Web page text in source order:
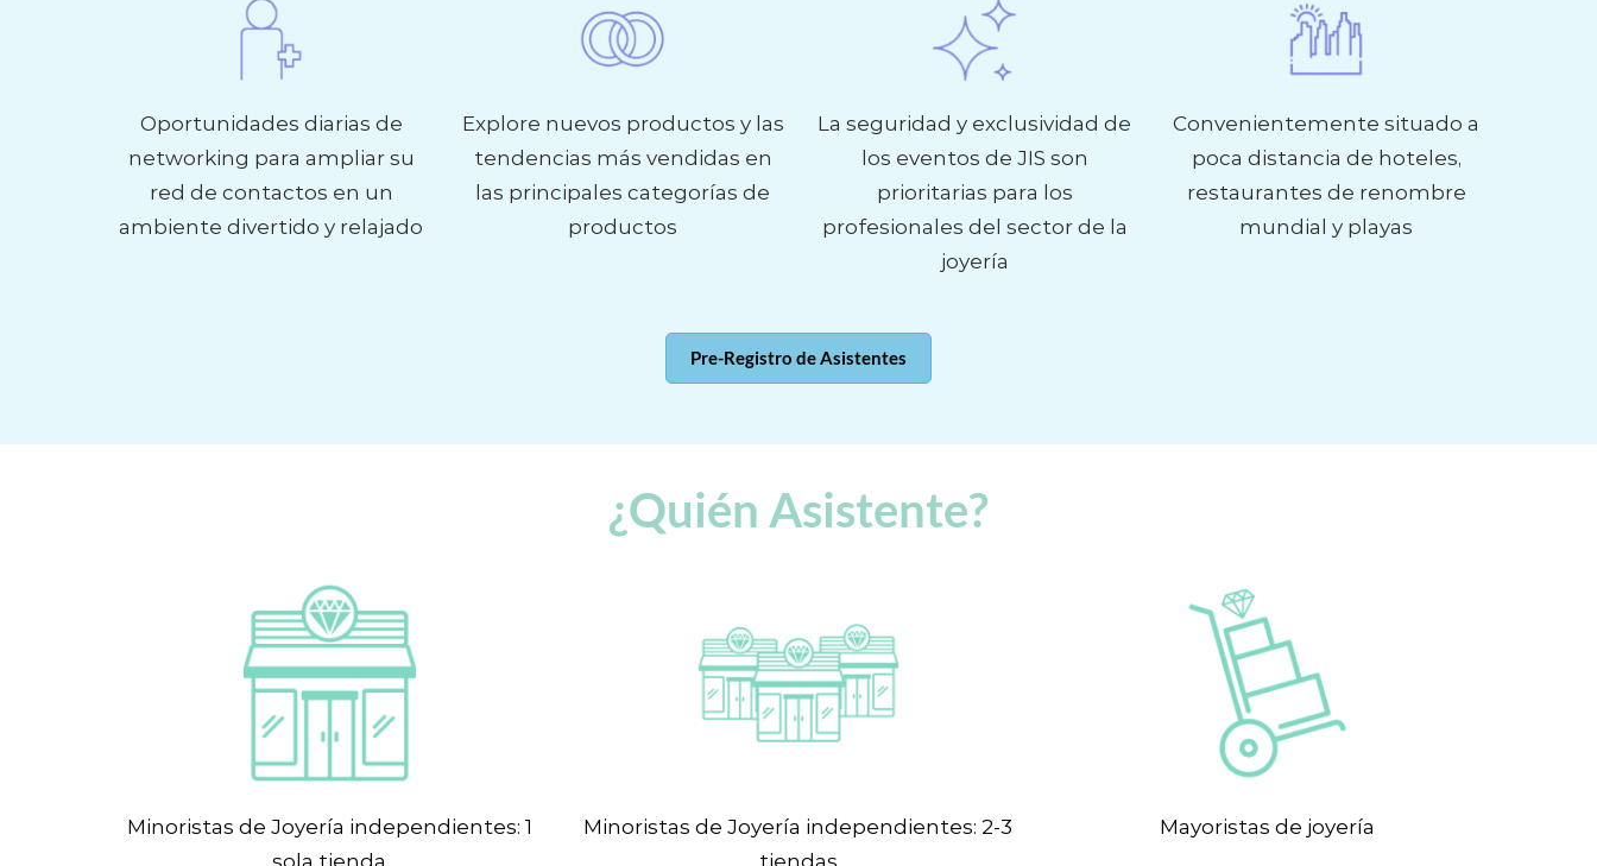
Oportunidades diarias de
networking para ampliar su
red de contactos en un
ambiente divertido y relajado
Explore nuevos productos y las
tendencias más vendidas en
las principales categorías de
productos
La seguridad y exclusividad de
los eventos de JIS son
prioritarias para los
profesionales del sector de la
joyería
Convenientemente situado a
poca distancia de hoteles,
restaurantes de renombre
mundial y playas
Pre-Registro de Asistentes
¿Quién Asistente?
Minoristas de Joyería independientes: 1
sola tienda
Minoristas de Joyería independientes: 2-3
tiendas
Mayoristas de joyería